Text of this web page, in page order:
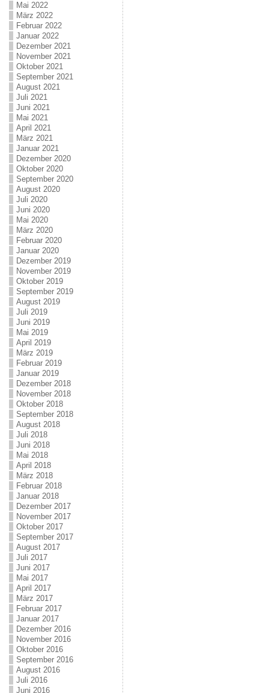
Mai 2022
März 2022
Februar 2022
Januar 2022
Dezember 2021
November 2021
Oktober 2021
September 2021
August 2021
Juli 2021
Juni 2021
Mai 2021
April 2021
März 2021
Januar 2021
Dezember 2020
Oktober 2020
September 2020
August 2020
Juli 2020
Juni 2020
Mai 2020
März 2020
Februar 2020
Januar 2020
Dezember 2019
November 2019
Oktober 2019
September 2019
August 2019
Juli 2019
Juni 2019
Mai 2019
April 2019
März 2019
Februar 2019
Januar 2019
Dezember 2018
November 2018
Oktober 2018
September 2018
August 2018
Juli 2018
Juni 2018
Mai 2018
April 2018
März 2018
Februar 2018
Januar 2018
Dezember 2017
November 2017
Oktober 2017
September 2017
August 2017
Juli 2017
Juni 2017
Mai 2017
April 2017
März 2017
Februar 2017
Januar 2017
Dezember 2016
November 2016
Oktober 2016
September 2016
August 2016
Juli 2016
Juni 2016